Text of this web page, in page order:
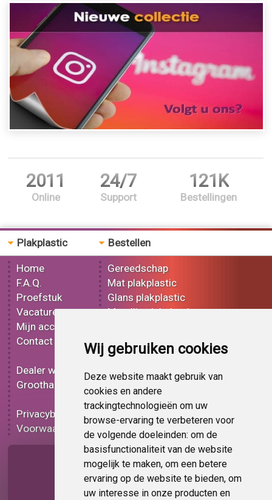
Wij gebruiken cookies
Deze website maakt gebruik van
cookies en andere
trackingtechnologieën om uw
browse-ervaring te verbeteren voor
de volgende doeleinden: om de
basisfunctionaliteit van de website
mogelijk te maken, om een betere
ervaring op de website te bieden, om
uw interesse in onze producten en
2011
Online
24/7
Support
121K
Bestellingen
Plakplastic
Home
F.A.Q.
Proefstuk
Vacatures
Mijn account
Contact
Dealer worden
Groothandel
Privacybeleid
Voorwaarden
Bestellen
Gereedschap
Mat plakplastic
Glans plakplastic
Metallic plakplastic
Effect plakplastic
Bedrukt plakplastic
Carbon plakplastic
Lampen folie
Functionele folie
Plakplastic korting
Op bestelling
Pagina delen